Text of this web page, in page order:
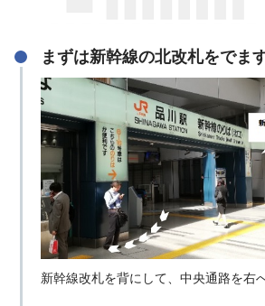
まずは新幹線の北改札をでま
新幹線改札を背にして、中央通路を右